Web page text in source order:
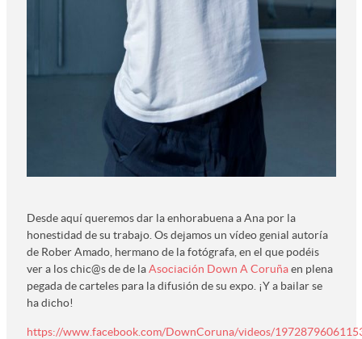
Desde aquí queremos dar la enhorabuena a Ana por la
honestidad de su trabajo. Os dejamos un vídeo genial autoría
de Rober Amado, hermano de la fotógrafa, en el que podéis
ver a los chic@s de de laAsociación Down A Coruñaen plena
pegada de carteles para la difusión de su expo. ¡Y a bailar se
ha dicho!
https://www.facebook.com/DownCoruna/videos/